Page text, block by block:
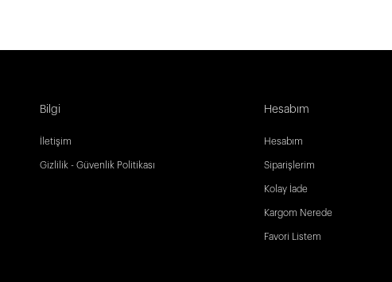
Bilgi
İletişim
Gizlilik - Güvenlik Politikası
Hesabım
Hesabım
Siparişlerim
Kolay İade
Kargom Nerede
Favori Listem